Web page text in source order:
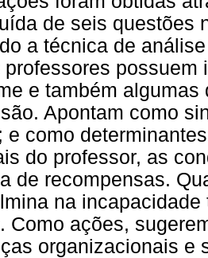
de seis questões
a técnica de
professores possuem
e também
Apontam como
e como
do professor, as
de recompensas.
na
Como ações,
organizacionais e